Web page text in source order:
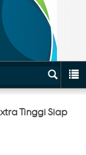
Tinggi Siap